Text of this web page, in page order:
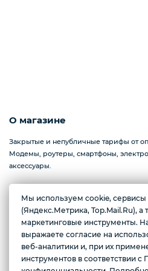
3D
О магазине
Закрытые и непубличные тарифы от
Модемы, роутеры, смартфоны,
аксессуары.
Севастополь, проспект
Ежедневно с 10:00 до 17:00
Мы используем cookie, сервисы
(Яндекс.Метрика, Top.Mail.Ru), а
маркетинговые инструменты.
выражаете согласие на
веб-аналитики и, при их
инструментов в соответствии с
Желаете